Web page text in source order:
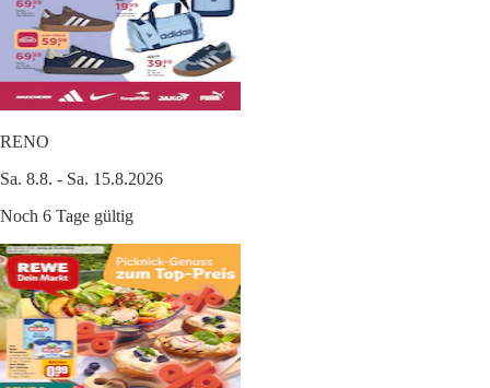
RENO
Sa. 8.8. - Sa. 15.8.2026
Noch 6 Tage gültig